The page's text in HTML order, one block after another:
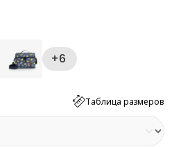
+6
Таблица размеров